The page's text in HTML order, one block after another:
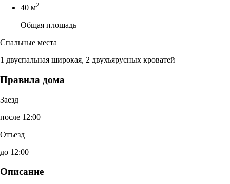
40 м2
Общая площадь
Спальные места
1 двуспальная широкая, 2 двухъярусных кроватей
Правила дома
Заезд
после 12:00
Отъезд
до 12:00
Описание